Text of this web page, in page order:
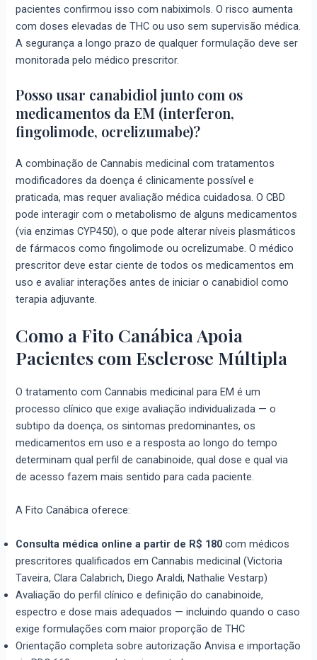
pacientes confirmou isso com nabiximols. O risco aumenta
com doses elevadas de THC ou uso sem supervisão médica.
A segurança a longo prazo de qualquer formulação deve ser
monitorada pelo médico prescritor.
Posso usar canabidiol junto com os
medicamentos da EM (interferon,
fingolimode, ocrelizumabe)?
A combinação de Cannabis medicinal com tratamentos
modificadores da doença é clinicamente possível e
praticada, mas requer avaliação médica cuidadosa. O CBD
pode interagir com o metabolismo de alguns medicamentos
(via enzimas CYP450), o que pode alterar níveis plasmáticos
de fármacos como fingolimode ou ocrelizumabe. O médico
prescritor deve estar ciente de todos os medicamentos em
uso e avaliar interações antes de iniciar o canabidiol como
terapia adjuvante.
Como a Fito Canábica Apoia
Pacientes com Esclerose Múltipla
O tratamento com Cannabis medicinal para EM é um
processo clínico que exige avaliação individualizada — o
subtipo da doença, os sintomas predominantes, os
medicamentos em uso e a resposta ao longo do tempo
determinam qual perfil de canabinoide, qual dose e qual via
de acesso fazem mais sentido para cada paciente.
A Fito Canábica oferece:
Consulta médica online a partir de R$ 180 com médicos
prescritores qualificados em Cannabis medicinal (Victoria
Taveira, Clara Calabrich, Diego Araldi, Nathalie Vestarp)
Avaliação do perfil clínico e definição do canabinoide,
espectro e dose mais adequados — incluindo quando o caso
exige formulações com maior proporção de THC
Orientação completa sobre autorização Anvisa e importação